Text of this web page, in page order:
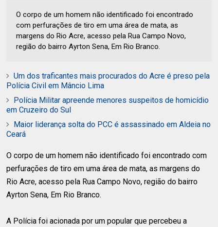
O corpo de um homem não identificado foi encontrado
com perfurações de tiro em uma área de mata, as
margens do Rio Acre, acesso pela Rua Campo Novo,
região do bairro Ayrton Sena, Em Rio Branco.
Um dos traficantes mais procurados do Acre é preso pela
Polícia Civil em Mâncio Lima
Polícia Militar apreende menores suspeitos de homicídio
em Cruzeiro do Sul
Maior liderança solta do PCC é assassinado em Aldeia no
Ceará
O corpo de um homem não identificado foi encontrado com
perfurações de tiro em uma área de mata, as margens do
Rio Acre, acesso pela Rua Campo Novo, região do bairro
Ayrton Sena, Em Rio Branco.
A Polícia foi acionada por um popular que percebeu a